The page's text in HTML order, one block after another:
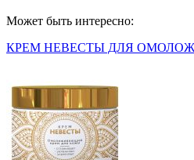
Может быть интересно:
КРЕМ НЕВЕСТЫ ДЛЯ